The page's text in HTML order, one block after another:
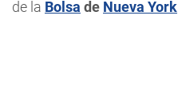
de la Bolsa de Nueva York